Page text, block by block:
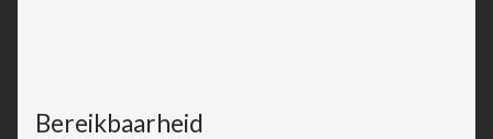
Bereikbaarheid